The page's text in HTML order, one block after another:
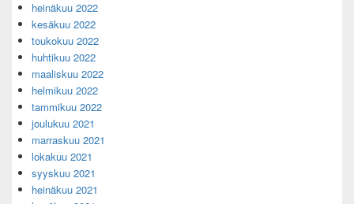
heinäkuu 2022
kesäkuu 2022
toukokuu 2022
huhtikuu 2022
maaliskuu 2022
helmikuu 2022
tammikuu 2022
joulukuu 2021
marraskuu 2021
lokakuu 2021
syyskuu 2021
heinäkuu 2021